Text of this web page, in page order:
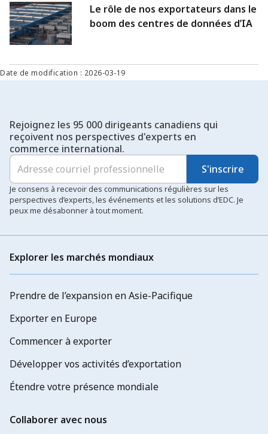
Le rôle de nos exportateurs dans le
boom des centres de données d’IA
Date de modification : 2026-03-19
Rejoignez les 95 000 dirigeants canadiens qui
reçoivent nos perspectives d'experts en
commerce international.
S'inscrire
Je consens à recevoir des communications régulières sur les
perspectives d’experts, les événements et les solutions d’EDC. Je
peux me désabonner à tout moment.
Explorer les marchés mondiaux
Prendre de l’expansion en Asie-Pacifique
Exporter en Europe
Commencer à exporter
Développer vos activités d’exportation
Étendre votre présence mondiale
Collaborer avec nous